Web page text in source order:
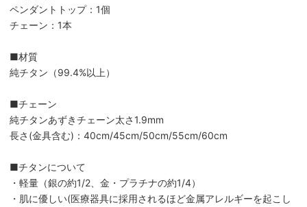
ペンダントトップ：1個
チェーン：1本
■材質
純チタン（99.4%以上）
■チェーン
純チタンあずきチェーン太さ1.9mm
長さ(金具含む)：40cm/45cm/50cm/55cm/60cm
■チタンについて
・軽量（銀の約1/2、金・プラチナの約1/4）
・肌に優しい(医療器具に採用されるほど金属アレルギーを起こし